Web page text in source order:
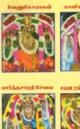
2013 invitation